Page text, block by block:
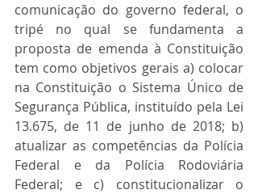
comunicação do governo federal, o
tripé no qual se fundamenta a
proposta de emenda à Constituição
tem como objetivos gerais a) colocar
na Constituição o Sistema Único de
Segurança Pública, instituído pela Lei
13.675, de 11 de junho de 2018; b)
atualizar as competências da Polícia
Federal e da Polícia Rodoviária
Federal; e c) constitucionalizar o